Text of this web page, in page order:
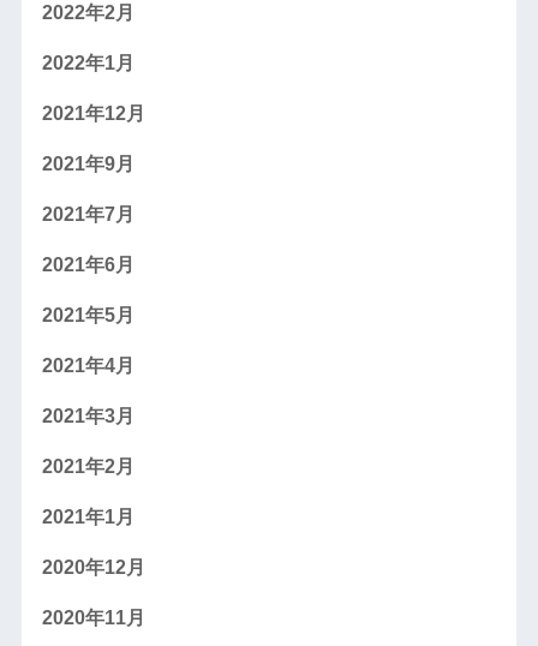
2022年2月
2022年1月
2021年12月
2021年9月
2021年7月
2021年6月
2021年5月
2021年4月
2021年3月
2021年2月
2021年1月
2020年12月
2020年11月